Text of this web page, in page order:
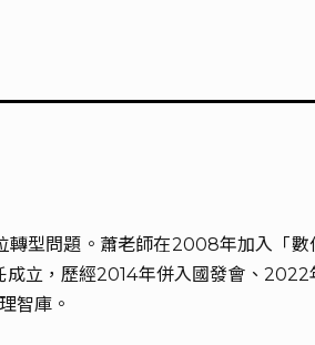
轉型問題。蕭老師在2008年加入「數
成立，歷經2014年併入國發會、2022
智庫。